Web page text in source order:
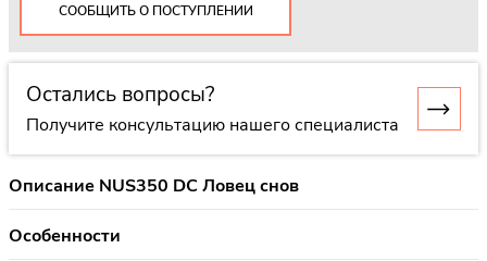
СООБЩИТЬ О ПОСТУПЛЕНИИ
Остались вопросы?
Получите консультацию нашего специалиста
Описание NUS350 DC Ловец снов
Особенности